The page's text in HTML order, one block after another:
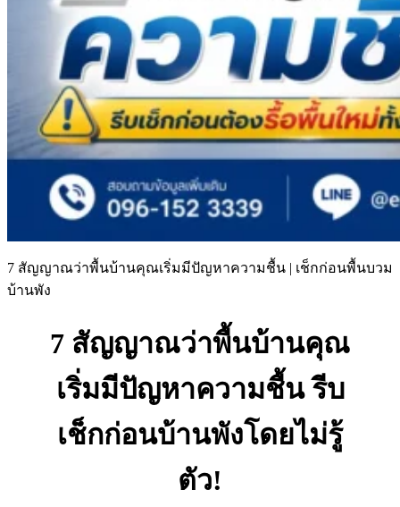
7 สัญญาณว่าพื้นบ้านคุณเริ่มมีปัญหาความชื้น | เช็กก่อนพื้นบวม
บ้านพัง
7 สัญญาณว่าพื้นบ้านคุณ
เริ่มมีปัญหาความชื้น รีบ
เช็กก่อนบ้านพังโดยไม่รู้
ตัว!